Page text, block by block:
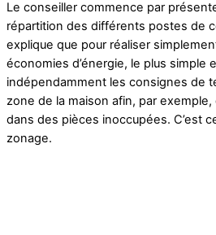
Le conseiller commence par
répartition des différents postes de
explique que pour réaliser
économies d’énergie, le plus simple
indépendamment les consignes de
zone de la maison afin, par
dans des pièces inoccupées. C’est
zonage.